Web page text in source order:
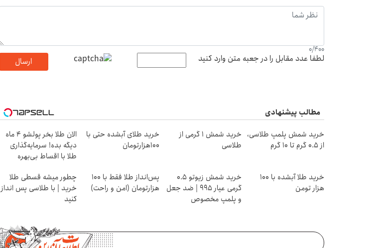
0/400
لطفا عدد مقابل را در جعبه متن وارد کنید ارسال
مطالب پیشنهادی
خرید شمش پلمپ طلاسی،
از ۰.۵ گرم تا ۱۰ گرم
خرید شمش 1 گرمی از
طلاسی
خرید طلای آبشده حتی با
۱۰۰هزارتومان
الان طلا بخر پولشو 4 ماه
دیگه بده! سرمایه‌گذاری
طلا با اقساط بی‌بهره
خرید طلا آبشده با 100
هزار تومن
خرید شمش زیوتو ۰.۵
گرمی عیار ۹۹۵ | ضد جعل
و پلمپ مخصوص
پس‌انداز طلا فقط با ۱۰۰
هزارتومان (امن و راحت)
چطور میشه قسطی طلا
خرید | با طلاسی پس انداز
کنید